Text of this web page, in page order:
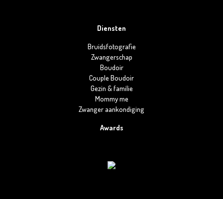
Diensten
Bruidsfotografie
Zwangerschap
Boudoir
Couple Boudoir
Gezin & familie
Mommy me
Zwanger aankondiging
Awards